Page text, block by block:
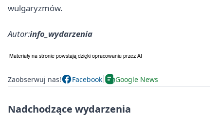
wulgaryzmów.
Autor:info_wydarzenia
Zaobserwuj nas! Facebook Google News
Nadchodzące wydarzenia